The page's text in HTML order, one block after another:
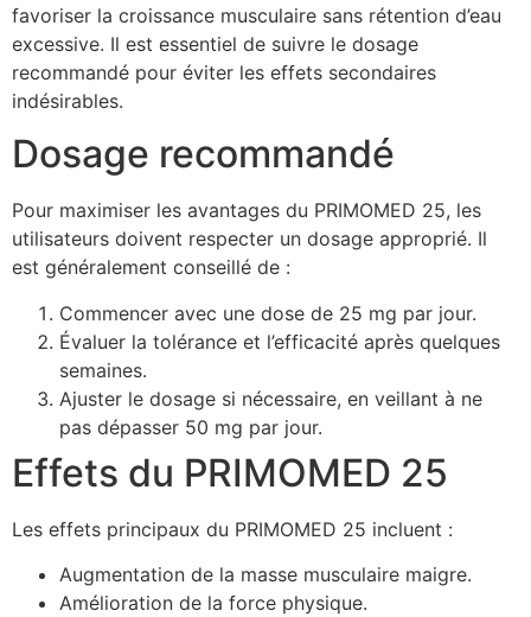
favoriser la croissance musculaire sans rétention d’eau
excessive. Il est essentiel de suivre le dosage
recommandé pour éviter les effets secondaires
indésirables.
Dosage recommandé
Pour maximiser les avantages du PRIMOMED 25, les
utilisateurs doivent respecter un dosage approprié. Il
est généralement conseillé de :
Commencer avec une dose de 25 mg par jour.
Évaluer la tolérance et l’efficacité après quelques
semaines.
Ajuster le dosage si nécessaire, en veillant à ne
pas dépasser 50 mg par jour.
Effets du PRIMOMED 25
Les effets principaux du PRIMOMED 25 incluent :
Augmentation de la masse musculaire maigre.
Amélioration de la force physique.